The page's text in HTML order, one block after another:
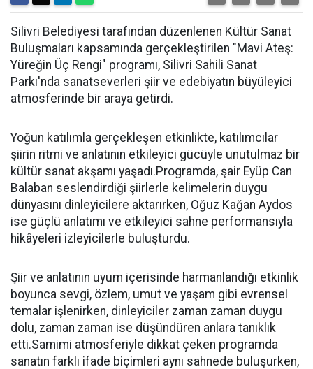
Silivri Belediyesi tarafından düzenlenen Kültür Sanat
Buluşmaları kapsamında gerçekleştirilen "Mavi Ateş:
Yüreğin Üç Rengi" programı, Silivri Sahili Sanat
Parkı'nda sanatseverleri şiir ve edebiyatın büyüleyici
atmosferinde bir araya getirdi.
Yoğun katılımla gerçekleşen etkinlikte, katılımcılar
şiirin ritmi ve anlatının etkileyici gücüyle unutulmaz bir
kültür sanat akşamı yaşadı.Programda, şair Eyüp Can
Balaban seslendirdiği şiirlerle kelimelerin duygu
dünyasını dinleyicilere aktarırken, Oğuz Kağan Aydos
ise güçlü anlatımı ve etkileyici sahne performansıyla
hikâyeleri izleyicilerle buluşturdu.
Şiir ve anlatının uyum içerisinde harmanlandığı etkinlik
boyunca sevgi, özlem, umut ve yaşam gibi evrensel
temalar işlenirken, dinleyiciler zaman zaman duygu
dolu, zaman zaman ise düşündüren anlara tanıklık
etti.Samimi atmosferiyle dikkat çeken programda
sanatın farklı ifade biçimleri aynı sahnede buluşurken,